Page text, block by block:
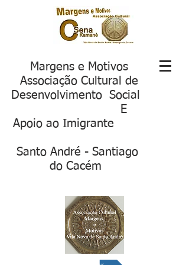
Margens e Motivos
Associação Cultural de
Desenvolvimento Social
E
Apoio ao Imigrante
Santo André - Santiago
do Cacém